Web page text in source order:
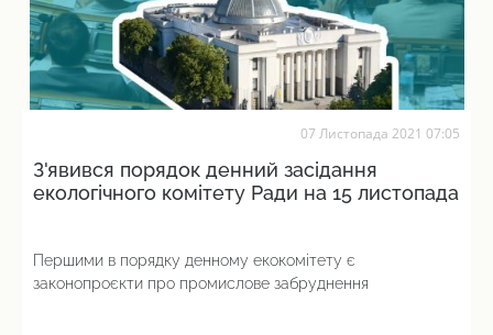
07 Листопада 2021 07:05
З'явився порядок денний засідання
екологічного комітету Ради на 15 листопада
Першими в порядку денному екокомітету є
законопроєкти про промислове забруднення